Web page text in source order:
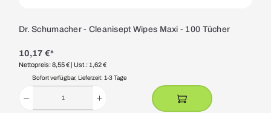
Dr. Schumacher - Cleanisept Wipes Maxi - 100 Tücher
10,17 €*
Nettopreis: 8,55 € | Ust.: 1,62 €
Sofort verfügbar, Lieferzeit: 1-3 Tage